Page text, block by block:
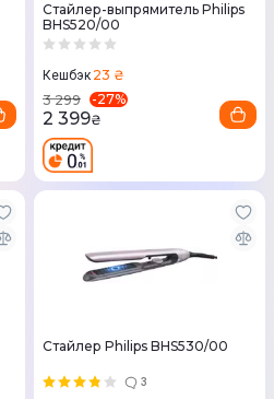
Стайлер-выпрямитель Philips
BHS520/00
Кешбэк 23 ₴
3 299
-27%
2 399₴
Стайлер Philips BHS530/00
3